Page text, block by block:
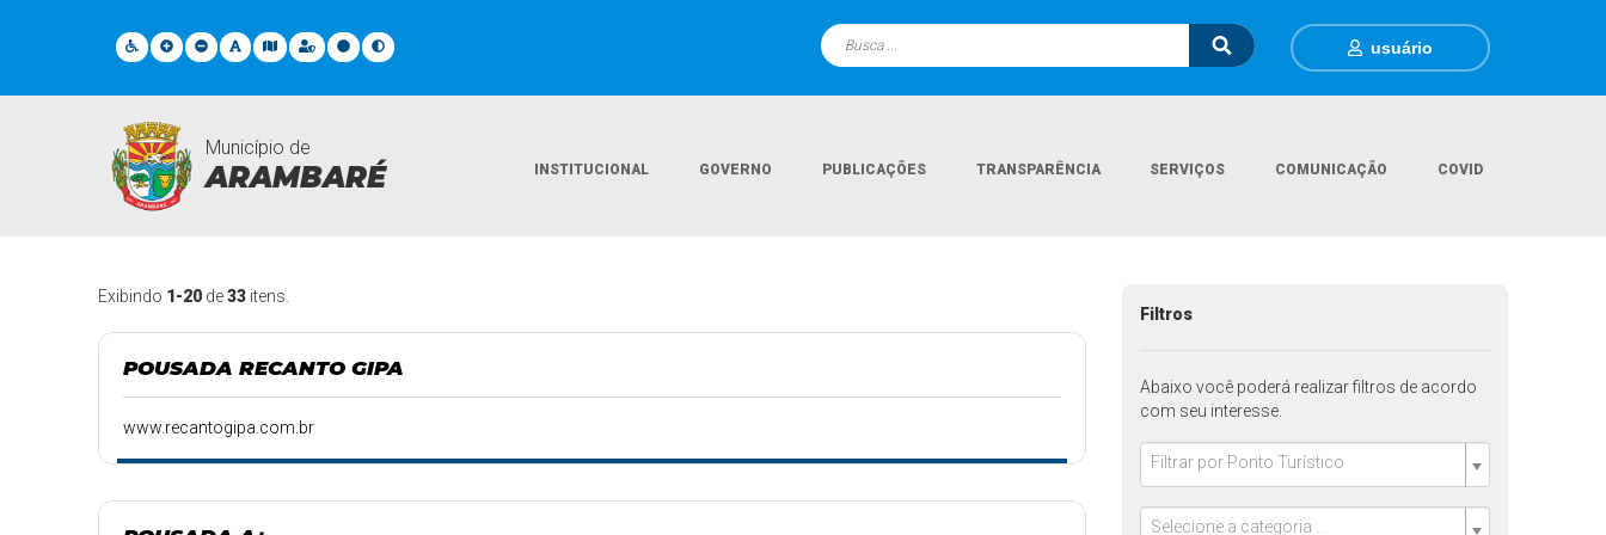
usuário
Município de
ARAMBARÉ INSTITUCIONAL GOVERNO PUBLICAÇÕES TRANSPARÊNCIA SERVIÇOS COMUNICAÇÃO COVID
Pontos Turisticos
Exibindo 1-20 de33 itens.
POUSADA RECANTO GIPA
www.recantogipa.com.br
Filtros
Abaixo você poderá realizar filtros de acordo
com seu interesse.
Filtrar por Ponto Turístico
Selecione a categoria ...